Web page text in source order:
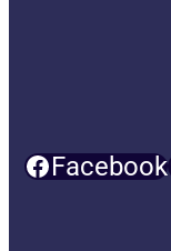
Facebook